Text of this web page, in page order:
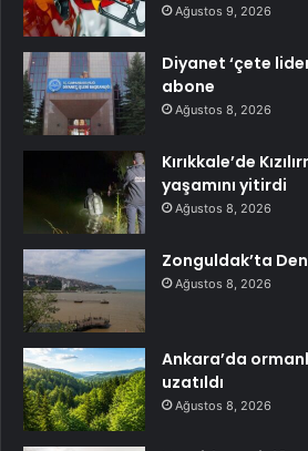
Ağustos 9, 2026
Diyanet ‘çete
abone
Ağustos 8, 2026
Kırıkkale’de
yaşamını yitirdi
Ağustos 8, 2026
Zonguldak’ta
Ağustos 8, 2026
Ankara’da
uzatıldı
Ağustos 8, 2026